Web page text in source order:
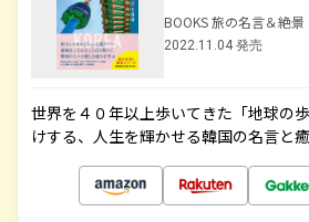
BOOKS 旅の名言＆絶景
2022.11.04 発売
世界を４０年以上歩いてきた「地球の
けする、人生を輝かせる韓国の名言と